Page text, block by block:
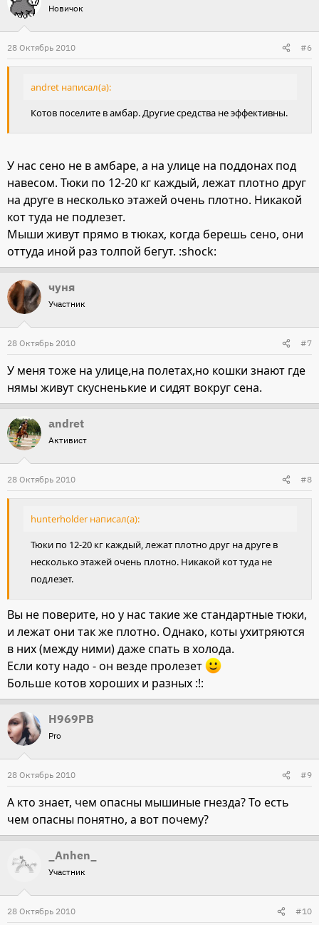
Новичок
28 Октябрь 2010 #6
andret написал(а):
Котов поселите в амбар. Другие средства не эффективны.
У нас сено не в амбаре, а на улице на поддонах под
навесом. Тюки по 12-20 кг каждый, лежат плотно друг
на друге в несколько этажей очень плотно. Никакой
кот туда не подлезет.
Мыши живут прямо в тюках, когда берешь сено, они
оттуда иной раз толпой бегут. :shock:
чуня
Участник
28 Октябрь 2010 #7
У меня тоже на улице,на полетах,но кошки знают где
нямы живут скусненькие и сидят вокруг сена.
andret
Активист
28 Октябрь 2010 #8
hunterholder написал(а):
Тюки по 12-20 кг каждый, лежат плотно друг на друге в
несколько этажей очень плотно. Никакой кот туда не
подлезет.
Вы не поверите, но у нас такие же стандартные тюки,
и лежат они так же плотно. Однако, коты ухитряются
в них (между ними) даже спать в холода.
Если коту надо - он везде пролезет
Больше котов хороших и разных :!:
Н969РВ
Pro
28 Октябрь 2010 #9
А кто знает, чем опасны мышиные гнезда? То есть
чем опасны понятно, а вот почему?
_Anhen_
Участник
28 Октябрь 2010 #10